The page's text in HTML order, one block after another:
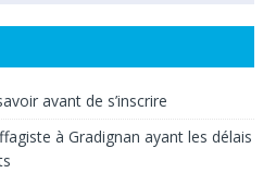
avant de s’inscrire
à Gradignan ayant les délais